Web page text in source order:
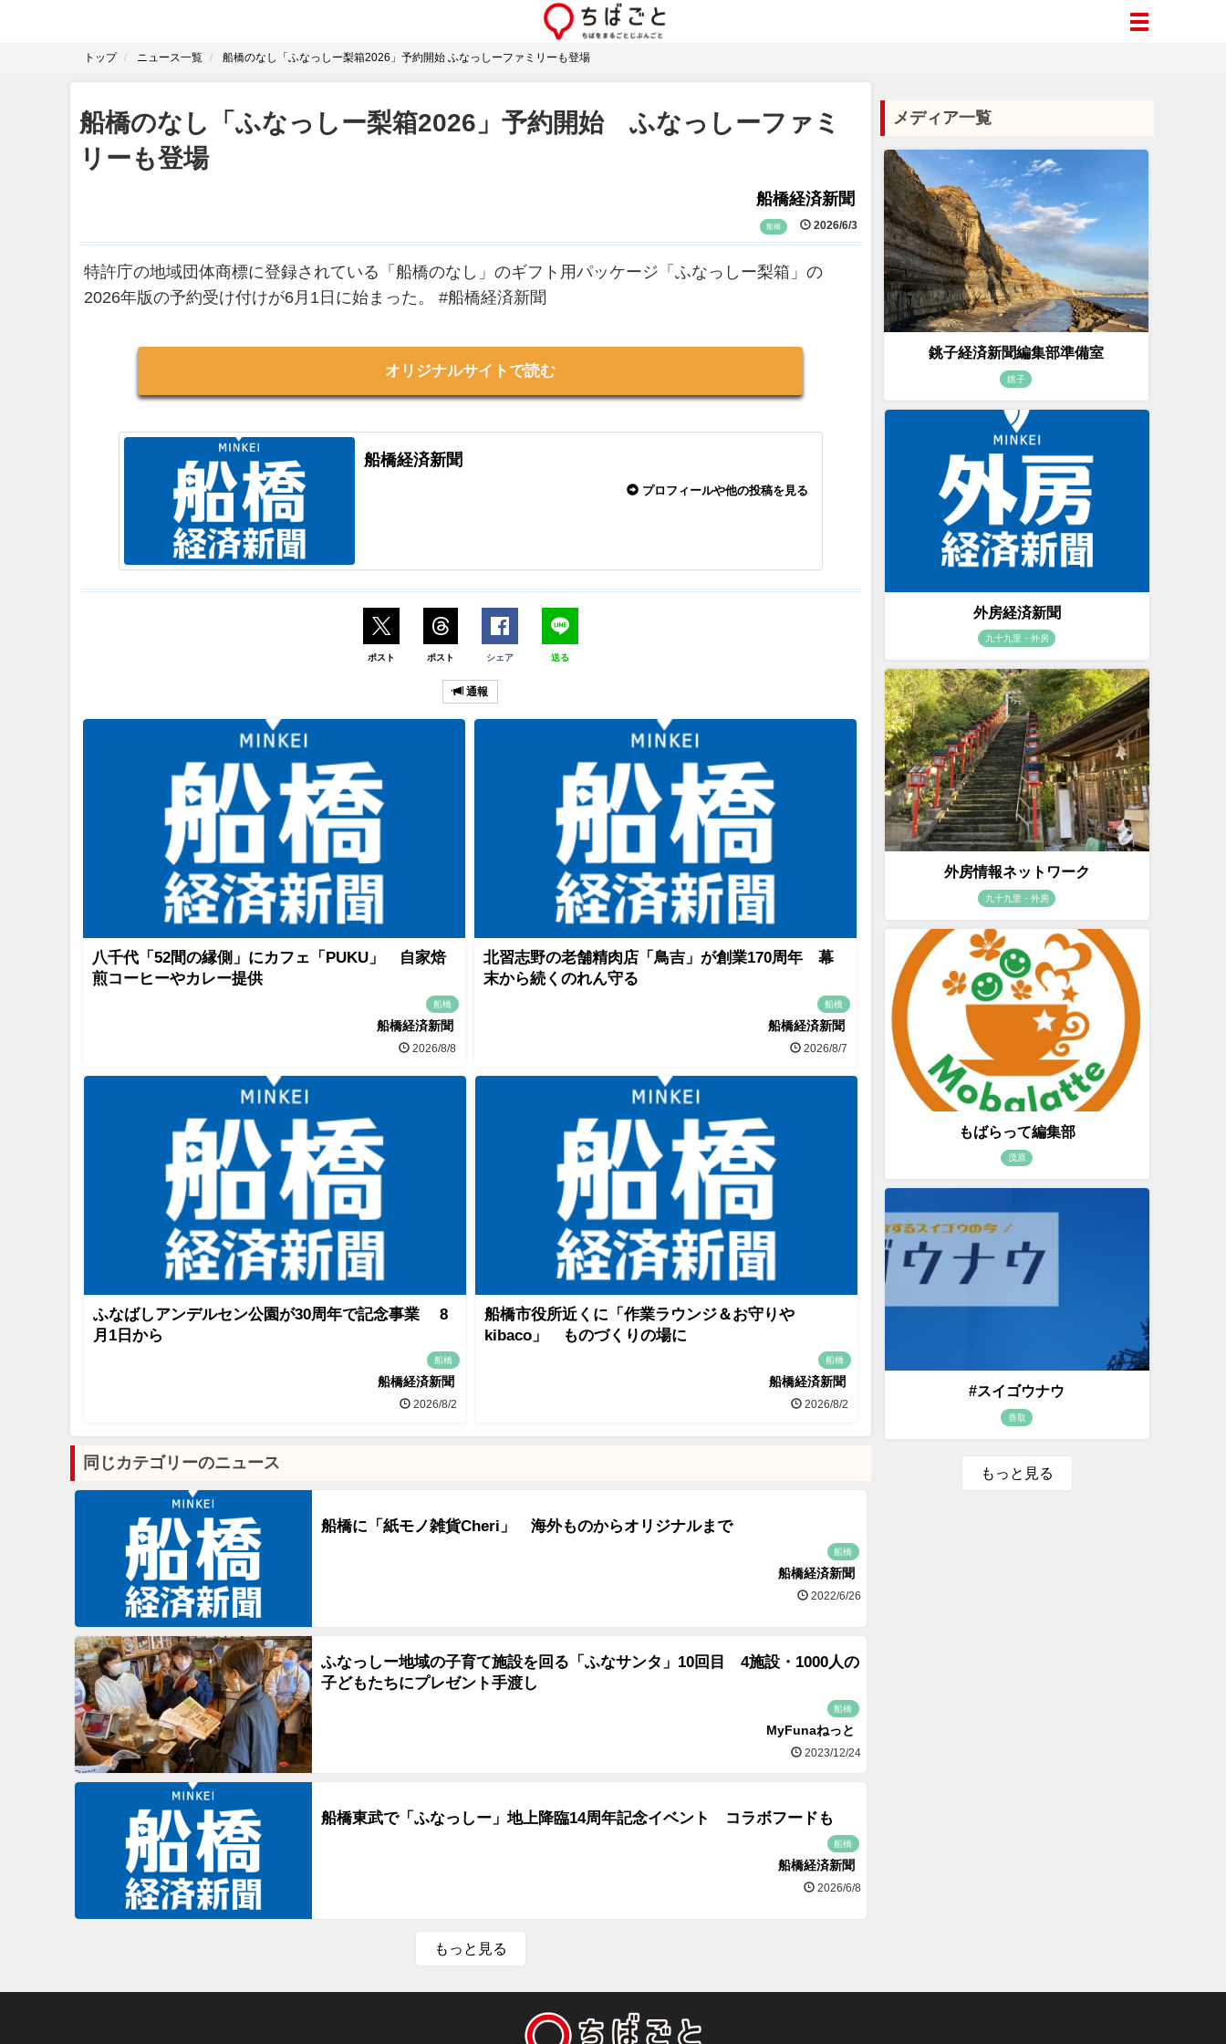
トップ ニュース一覧 船橋のなし「ふなっしー梨箱2026」予約開始 ふなっしーファミリーも登場
船橋のなし「ふなっしー梨箱2026」予約開始 ふなっしーファミ
リーも登場
船橋経済新聞
船橋 2026/6/3
特許庁の地域団体商標に登録されている「船橋のなし」のギフト用パッケージ「ふなっしー梨箱」の
2026年版の予約受け付けが6月1日に始まった。 #船橋経済新聞
オリジナルサイトで読む
船橋経済新聞
プロフィールや他の投稿を見る
ポスト ポスト シェア 送る
通報
八千代「52間の縁側」にカフェ「PUKU」 自家焙
煎コーヒーやカレー提供
船橋
船橋経済新聞
2026/8/8
北習志野の老舗精肉店「鳥吉」が創業170周年 幕
末から続くのれん守る
船橋
船橋経済新聞
2026/8/7
ふなばしアンデルセン公園が30周年で記念事業 8
月1日から
船橋
船橋経済新聞
2026/8/2
船橋市役所近くに「作業ラウンジ＆お守りや
kibaco」 ものづくりの場に
船橋
船橋経済新聞
2026/8/2
同じカテゴリーのニュース
船橋に「紙モノ雑貨Cheri」 海外ものからオリジナルまで
船橋
船橋経済新聞
2022/6/26
ふなっしー地域の子育て施設を回る「ふなサンタ」10回目 4施設・1000人の
子どもたちにプレゼント手渡し
船橋
MyFunaねっと
2023/12/24
船橋東武で「ふなっしー」地上降臨14周年記念イベント コラボフードも
船橋
船橋経済新聞
2026/6/8
もっと見る
メディア一覧
銚子経済新聞編集部準備室
銚子
外房経済新聞
九十九里・外房
外房情報ネットワーク
九十九里・外房
もばらって編集部
茂原
#スイゴウナウ
香取
もっと見る